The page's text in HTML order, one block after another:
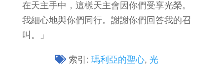
在天主手中，這樣天主會因你們受享光榮。
我細心地與你們同行。謝謝你們回答我的召
叫。」
索引: 瑪利亞的聖心, 光